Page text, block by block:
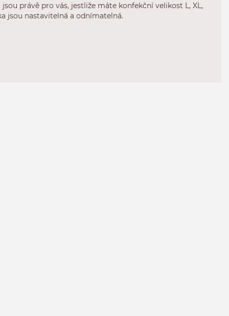
právě pro vás, jestliže máte konfekční velikost L, XL,
jsou nastavitelná a odnímatelná.